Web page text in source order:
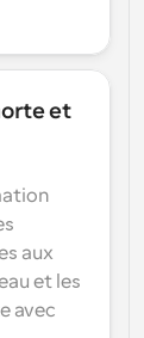
et
aux
et les
avec